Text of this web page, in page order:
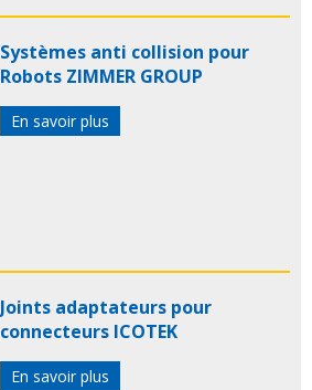
Systèmes anti collision pour
Robots ZIMMER GROUP
En savoir plus
Joints adaptateurs pour
connecteurs ICOTEK
En savoir plus